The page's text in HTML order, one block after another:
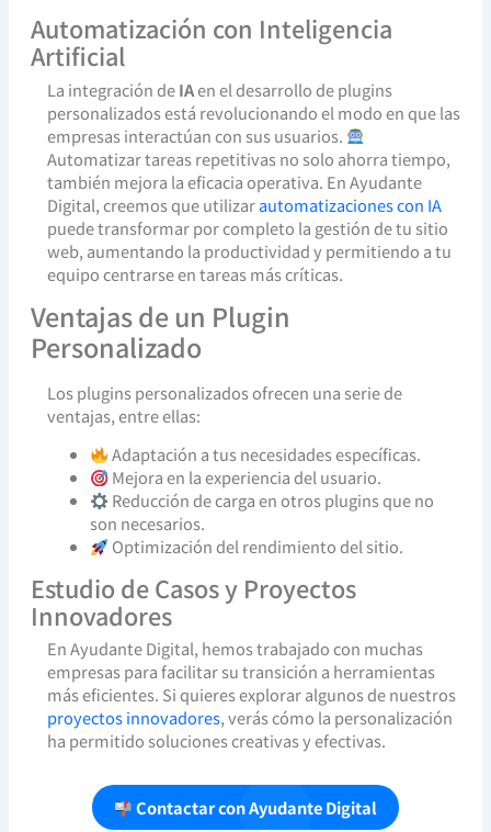
Automatización con Inteligencia
Artificial
La integración deIAen el desarrollo de plugins
personalizados está revolucionando el modo en que las
empresas interactúan con sus usuarios.
Automatizar tareas repetitivas no solo ahorra tiempo,
también mejora la eficacia operativa. En Ayudante
Digital, creemos que utilizarautomatizaciones con IA
puede transformar por completo la gestión de tu sitio
web, aumentando la productividad y permitiendo a tu
equipo centrarse en tareas más críticas.
Ventajas de un Plugin
Personalizado
Los plugins personalizados ofrecen una serie de
ventajas, entre ellas:
Adaptación a tus necesidades específicas.
Mejora en la experiencia del usuario.
Reducción de carga en otros plugins que no
son necesarios.
Optimización del rendimiento del sitio.
Estudio de Casos y Proyectos
Innovadores
En Ayudante Digital, hemos trabajado con muchas
empresas para facilitar su transición a herramientas
más eficientes. Si quieres explorar algunos de nuestros
proyectos innovadores, verás cómo la personalización
ha permitido soluciones creativas y efectivas.
Contactar con Ayudante Digital